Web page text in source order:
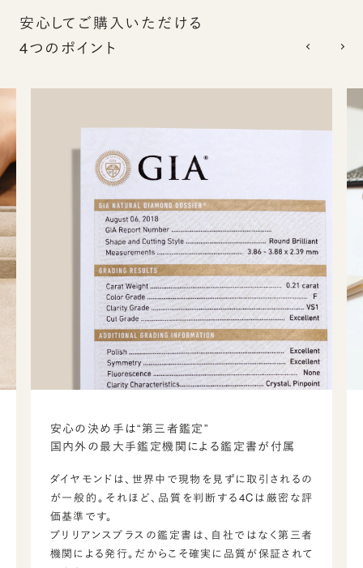
安心してご購入いただける
4つのポイント
安心の決め手は“第三者鑑定”
国内外の最大手鑑定機関による鑑定書が付属
ダイヤモンドは、世界中で現物を見ずに取引されるの
が一般的。それほど、品質を判断する4Cは厳密な評
価基準です。
ブリリアンスプラスの鑑定書は、自社ではなく第三者
機関による発行。だからこそ確実に品質が保証されて